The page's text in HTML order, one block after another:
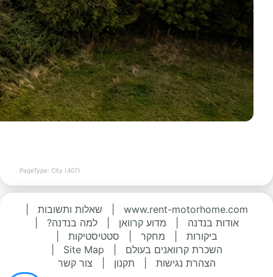
PageType: City (407)
www.rent-motorhome.com שאלות ותשובות
אודות בנדנה
מדוע קרוואן למה בנדנה?
ביקורות
מחקר סטטיסטיקות
השכרת קרוואנים בעולם
Site Map
הצהרת נגישות
תקנון צור קשר